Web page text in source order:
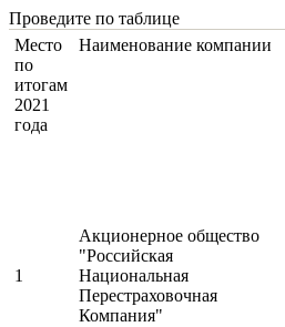
Проведите по таблице
Место
по
итогам
2021
года
Наименование компании
1
Акционерное общество
"Российская
Национальная
Перестраховочная
Компания"